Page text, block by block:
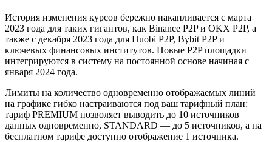
История изменения курсов бережно накапливается с марта
2023 года для таких гигантов, как Binance P2P и OKX P2P, а
также с декабря 2023 года для Huobi P2P, Bybit P2P и
ключевых финансовых институтов. Новые P2P площадки
интегрируются в систему на постоянной основе начиная с
января 2024 года.
Лимиты на количество одновременно отображаемых линий
на графике гибко настраиваются под ваш тарифный план:
тариф PREMIUM позволяет выводить до 10 источников
данных одновременно, STANDARD — до 5 источников, а на
бесплатном тарифе доступно отображение 1 источника.